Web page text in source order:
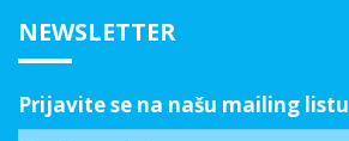
NEWSLETTER
Prijavite se na našu mailing listu